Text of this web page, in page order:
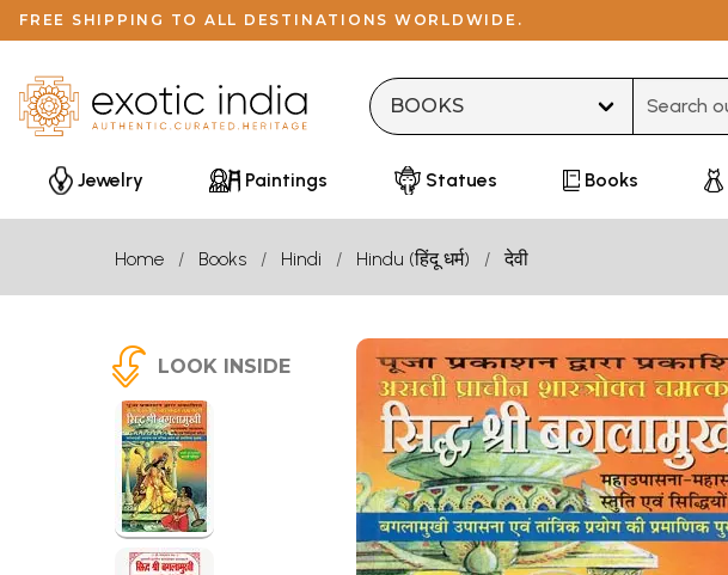
FREE SHIPPING TO ALL DESTINATIONS WORLDWIDE.
Jewelry Paintings Statues Books
Home Books Hindi Hindu (हिंदू धर्म) देवी
LOOK INSIDE